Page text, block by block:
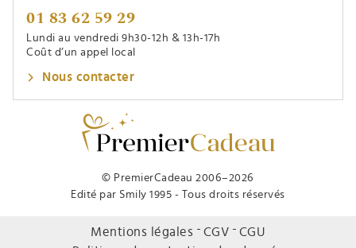
© PremierCadeau 2006–2026
Edité par Smily 1995 - Tous droits réservés
01 83 62 59 29
Lundi au vendredi 9h30-12h & 13h-17h
Coût d’un appel local
Nous contacter
Mentions légales CGV
CGU